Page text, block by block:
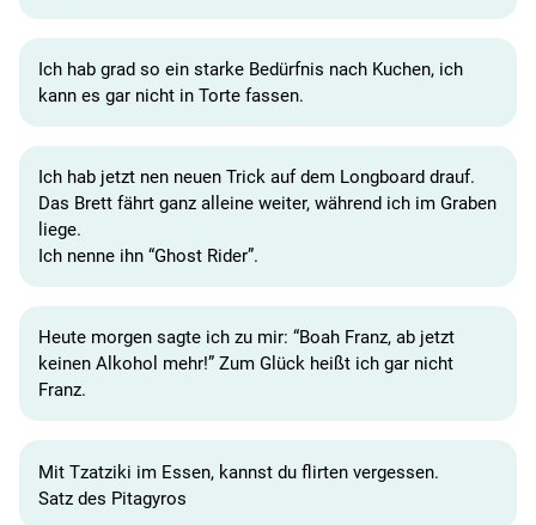
Ich hab grad so ein starke Bedürfnis nach Kuchen, ich
kann es gar nicht in Torte fassen.
Ich hab jetzt nen neuen Trick auf dem Longboard drauf.
Das Brett fährt ganz alleine weiter, während ich im Graben
liege.
Ich nenne ihn “Ghost Rider”.
Heute morgen sagte ich zu mir: “Boah Franz, ab jetzt
keinen Alkohol mehr!” Zum Glück heißt ich gar nicht
Franz.
Mit Tzatziki im Essen, kannst du flirten vergessen.
Satz des Pitagyros